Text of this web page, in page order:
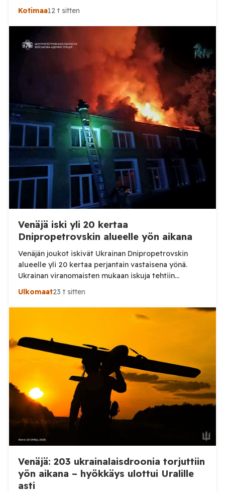
haastaa kokoomuksen kansanedustaja Timo Heinosen
sikaruttoilmoituksista. Suomi on puolestaan
ilmoittanut tuoreesta Virolahden tapauksesta sekä
WOAH:n kautta että suoraan Venäjän
eläinlääkintäviranomaisille. Ruokavirasto kertoi Posi
TV:lle tarkempia tietoja Suomen ensimmäisestä
afrikkalaisen sikaruton tapauksesta sekä
eläintautitietojen vaihdosta […]
Kotimaa12 t sitten
Venäjä iski yli 20 kertaa
Dnipropetrovskin alueelle yön aikana
Venäjän joukot iskivät Ukrainan Dnipropetrovskin
alueelle yli 20 kertaa perjantain vastaisena yönä.
Ukrainan viranomaisten mukaan iskuja tehtiin
drooneilla ja tykistöllä viidelle eri alueelle.
alueellisen sotilashallinnon johtaja Oleksandr Hanzha
kertoi perjantaiaamuna 7. elokuuta julkaisemassaan
hyökkäsivät yön aikana yli 20 kertaa viidelle alueelle.
Nikopolin alueella iskuja kohdistui Nikopolin
kaupunkiin sekä […]
Ulkomaat23 t sitten
Venäjä: 203 ukrainalaisdroonia torjuttiin
yön aikana – hyökkäys ulottui Uralille
asti